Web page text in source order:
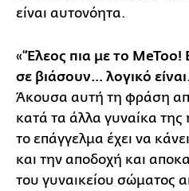
είναι αυτονόητα.
«“Έλεος πια με το MeToo!
σε βιάσουν… λογικό
Άκουσα αυτή τη φράση
κατά τα άλλα γυναίκα της
το επάγγελμα έχει να
και την αποδοχή και
του γυναικείου σώματος